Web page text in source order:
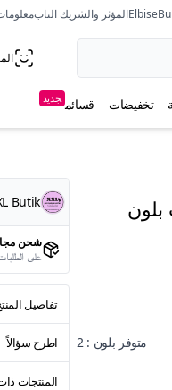
المؤثر والشريك التاب
تخفيضات قسائم جديد
متوفر بلون : 2
Butik
شحن
على
تفاصيل
اطرح سؤالاً
المنتجات